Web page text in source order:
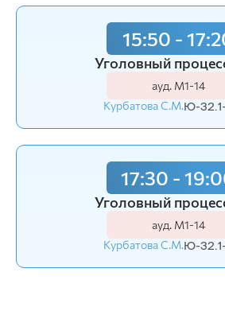
15:50 -
Уголовный
ауд. М1-14
Курбатова С.М.Ю-
17:30 -
Уголовный
ауд. М1-14
Курбатова С.М.Ю-